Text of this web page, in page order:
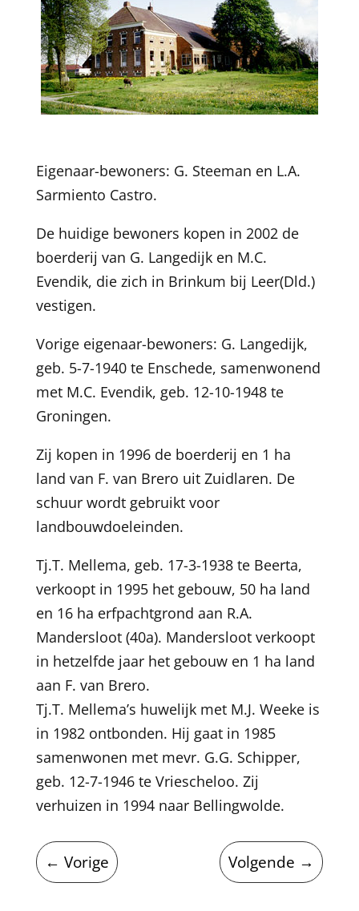
Eigenaar-bewoners: G. Steeman en L.A.
Sarmiento Castro.
De huidige bewoners kopen in 2002 de
boerderij van G. Langedijk en M.C.
Evendik, die zich in Brinkum bij Leer(Dld.)
vestigen.
Vorige eigenaar-bewoners: G. Langedijk,
geb. 5-7-1940 te Enschede, samenwonend
met M.C. Evendik, geb. 12-10-1948 te
Groningen.
Zij kopen in 1996 de boerderij en 1 ha
land van F. van Brero uit Zuidlaren. De
schuur wordt gebruikt voor
landbouwdoeleinden.
Tj.T. Mellema, geb. 17-3-1938 te Beerta,
verkoopt in 1995 het gebouw, 50 ha land
en 16 ha erfpachtgrond aan R.A.
Mandersloot (40a). Mandersloot verkoopt
in hetzelfde jaar het gebouw en 1 ha land
aan F. van Brero.
Tj.T. Mellema’s huwelijk met M.J. Weeke is
in 1982 ontbonden. Hij gaat in 1985
samenwonen met mevr. G.G. Schipper,
geb. 12-7-1946 te Vriescheloo. Zij
verhuizen in 1994 naar Bellingwolde.
← Vorige Volgende →